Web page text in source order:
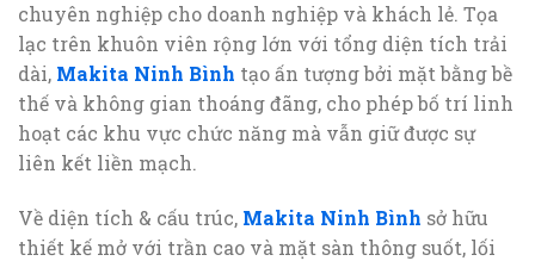
chuyên nghiệp cho doanh nghiệp và khách lẻ. Tọa
lạc trên khuôn viên rộng lớn với tổng diện tích trải
dài, Makita Ninh Bình tạo ấn tượng bởi mặt bằng bề
thế và không gian thoáng đãng, cho phép bố trí linh
hoạt các khu vực chức năng mà vẫn giữ được sự
liên kết liền mạch.
Về diện tích & cấu trúc, Makita Ninh Bình sở hữu
thiết kế mở với trần cao và mặt sàn thông suốt, lối